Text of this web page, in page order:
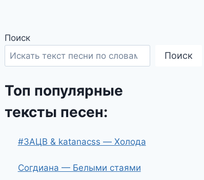
Поиск
Поиск
Топ популярные
тексты песен:
#ЗАЦВ & katanacss — Холода
Согдиана — Белыми стаями